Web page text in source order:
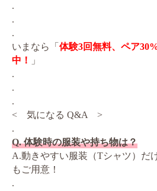
.
.
.
いまなら「 体験3回無料、ペア
中！
」
.
.
.
< 気になる Q&A >
.
Q. 体験時の服装や持ち物は？
A.動きやすい服装（Tシャツ）だ
もご用意！
.